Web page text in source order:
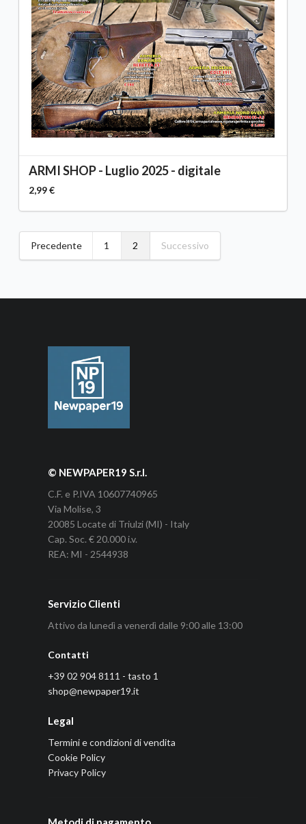
ARMI SHOP - Luglio 2025 - digitale
2,99 €
Precedente 1 2 Successivo
© NEWPAPER19 S.r.l.
C.F. e P.IVA 10607740965
Via Molise, 3
20085 Locate di Triulzi (MI) - Italy
Cap. Soc. € 20.000 i.v.
REA: MI - 2544938
Servizio Clienti
Attivo da lunedì a venerdì dalle 9:00 alle 13:00
Contatti
+39 02 904 8111 - tasto 1
shop@newpaper19.it
Legal
Termini e condizioni di vendita
Cookie Policy
Privacy Policy